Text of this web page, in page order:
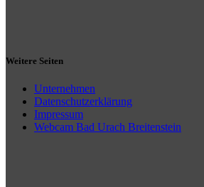
Weitere Seiten
Unternehmen
Datenschutzerklärung
Impressum
Webcam Bad Urach Breitenstein